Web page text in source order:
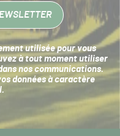
utilisée pour vous
à tout moment utiliser
nos communications.
données à caractère
.